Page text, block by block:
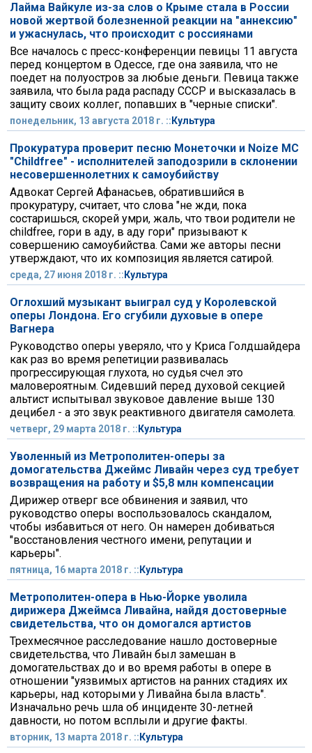
Лайма Вайкуле из-за слов о Крыме стала в России
новой жертвой болезненной реакции на "аннексию"
и ужаснулась, что происходит с россиянами
Все началось с пресс-конференции певицы 11 августа
перед концертом в Одессе, где она заявила, что не
поедет на полуостров за любые деньги. Певица также
заявила, что была рада распаду СССР и высказалась в
защиту своих коллег, попавших в "черные списки".
понедельник, 13 августа 2018 г. :: Культура
Прокуратура проверит песню Монеточки и Noize MC
"Childfree" - исполнителей заподозрили в склонении
несовершеннолетних к самоубийству
Адвокат Сергей Афанасьев, обратившийся в
прокуратуру, считает, что слова "не жди, пока
состаришься, скорей умри, жаль, что твои родители не
childfree, гори в аду, в аду гори" призывают к
совершению самоубийства. Сами же авторы песни
утверждают, что их композиция является сатирой.
среда, 27 июня 2018 г. :: Культура
Оглохший музыкант выиграл суд у Королевской
оперы Лондона. Его сгубили духовые в опере
Вагнера
Руководство оперы уверяло, что у Криса Голдшайдера
как раз во время репетиции развивалась
прогрессирующая глухота, но судья счел это
маловероятным. Сидевший перед духовой секцией
альтист испытывал звуковое давление выше 130
децибел - а это звук реактивного двигателя самолета.
четверг, 29 марта 2018 г. :: Культура
Уволенный из Метрополитен-оперы за
домогательства Джеймс Ливайн через суд требует
возвращения на работу и $5,8 млн компенсации
Дирижер отверг все обвинения и заявил, что
руководство оперы воспользовалось скандалом,
чтобы избавиться от него. Он намерен добиваться
"восстановления честного имени, репутации и
карьеры".
пятница, 16 марта 2018 г. :: Культура
Метрополитен-опера в Нью-Йорке уволила
дирижера Джеймса Ливайна, найдя достоверные
свидетельства, что он домогался артистов
Трехмесячное расследование нашло достоверные
свидетельства, что Ливайн был замешан в
домогательствах до и во время работы в опере в
отношении "уязвимых артистов на ранних стадиях их
карьеры, над которыми у Ливайна была власть".
Изначально речь шла об инциденте 30-летней
давности, но потом всплыли и другие факты.
вторник, 13 марта 2018 г. :: Культура